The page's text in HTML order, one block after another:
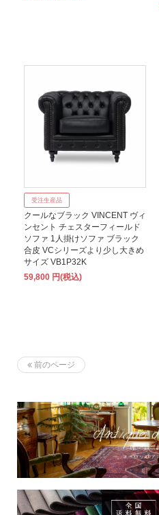
受注生産品
クールなブラック VINCENT ヴィ
ンセント チェスターフィールド
ソファ 1人掛けソファ ブラック
合皮 VCシリーズより少し大きめ
サイズ VB1P32K
59,800 円(税込)
前のページ